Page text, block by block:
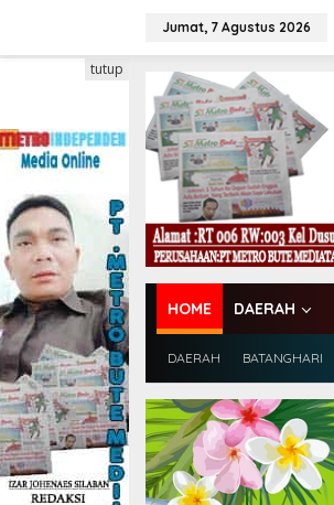
k
e
e
n
Jumat, 7 Agustus 2026
HOME DAERAH
DAERAH BATANGHARI
tutup